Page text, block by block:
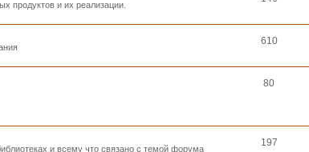
продуктов и их реализации.
610
80
и всему что связано с темой форума
197